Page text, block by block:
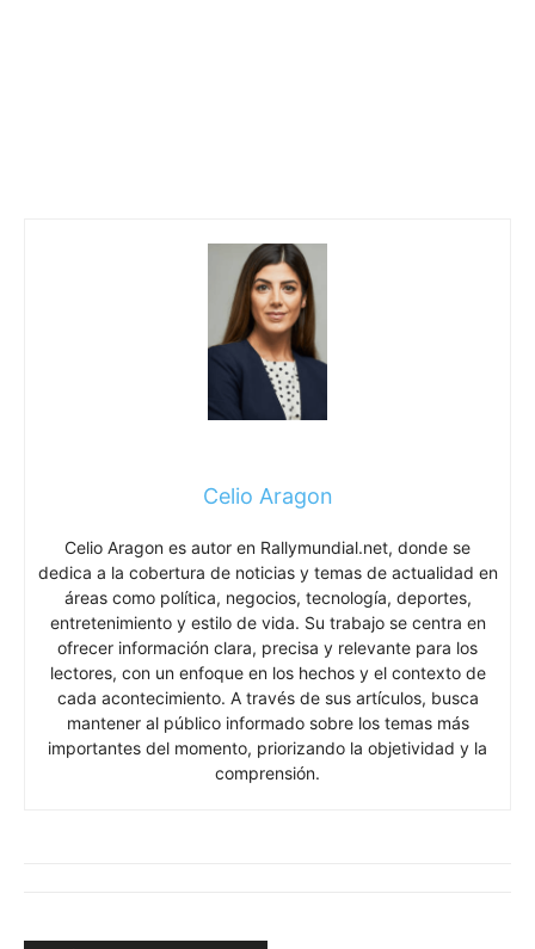
Celio Aragon
Celio Aragon es autor en Rallymundial.net, donde se
dedica a la cobertura de noticias y temas de actualidad en
áreas como política, negocios, tecnología, deportes,
entretenimiento y estilo de vida. Su trabajo se centra en
ofrecer información clara, precisa y relevante para los
lectores, con un enfoque en los hechos y el contexto de
cada acontecimiento. A través de sus artículos, busca
mantener al público informado sobre los temas más
importantes del momento, priorizando la objetividad y la
comprensión.